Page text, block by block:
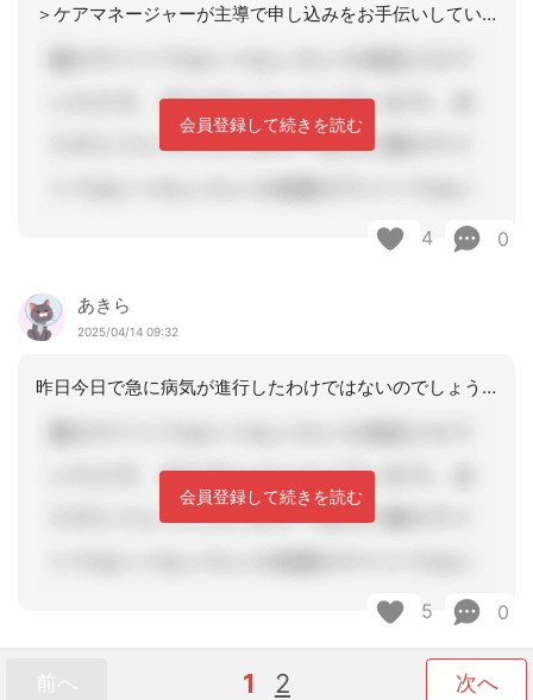
＞ケアマネージャーが主導で申し込みをお手伝いしていくのでしょうか？初めての事例で
会員登録して続きを読む
4 0
あきら
2025/04/14 09:32
昨日今日で急に病気が進行したわけではないのでしょうから、先ずは市住申し込みを誰が
会員登録して続きを読む
5 0
前へ 1 2 次へ